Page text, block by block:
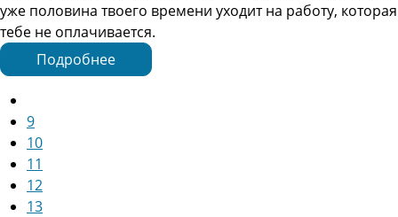
уже половина твоего времени уходит на работу, которая
тебе не оплачивается.
Подробнее
9
10
11
12
13